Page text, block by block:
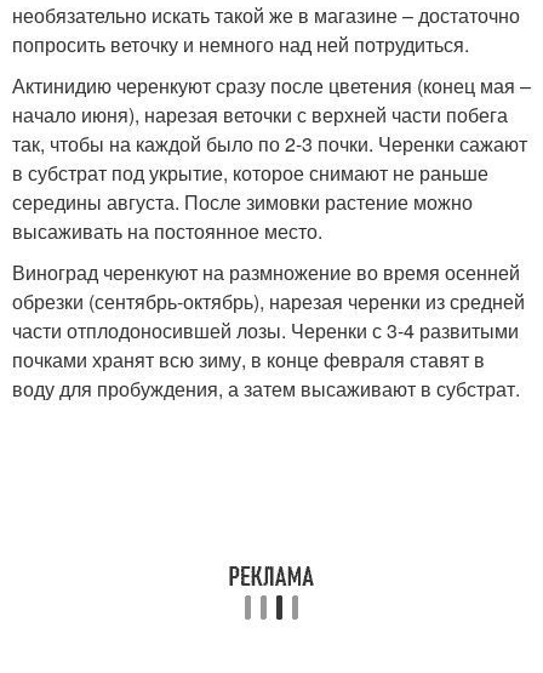
необязательно искать такой же в магазине – достаточно
попросить веточку и немного над ней потрудиться.
Актинидию черенкуют сразу после цветения (конец мая –
начало июня), нарезая веточки с верхней части побега
так, чтобы на каждой было по 2-3 почки. Черенки сажают
в субстрат под укрытие, которое снимают не раньше
середины августа. После зимовки растение можно
высаживать на постоянное место.
Виноград черенкуют на размножение во время осенней
обрезки (сентябрь-октябрь), нарезая черенки из средней
части отплодоносившей лозы. Черенки с 3-4 развитыми
почками хранят всю зиму, в конце февраля ставят в
воду для пробуждения, а затем высаживают в субстрат.